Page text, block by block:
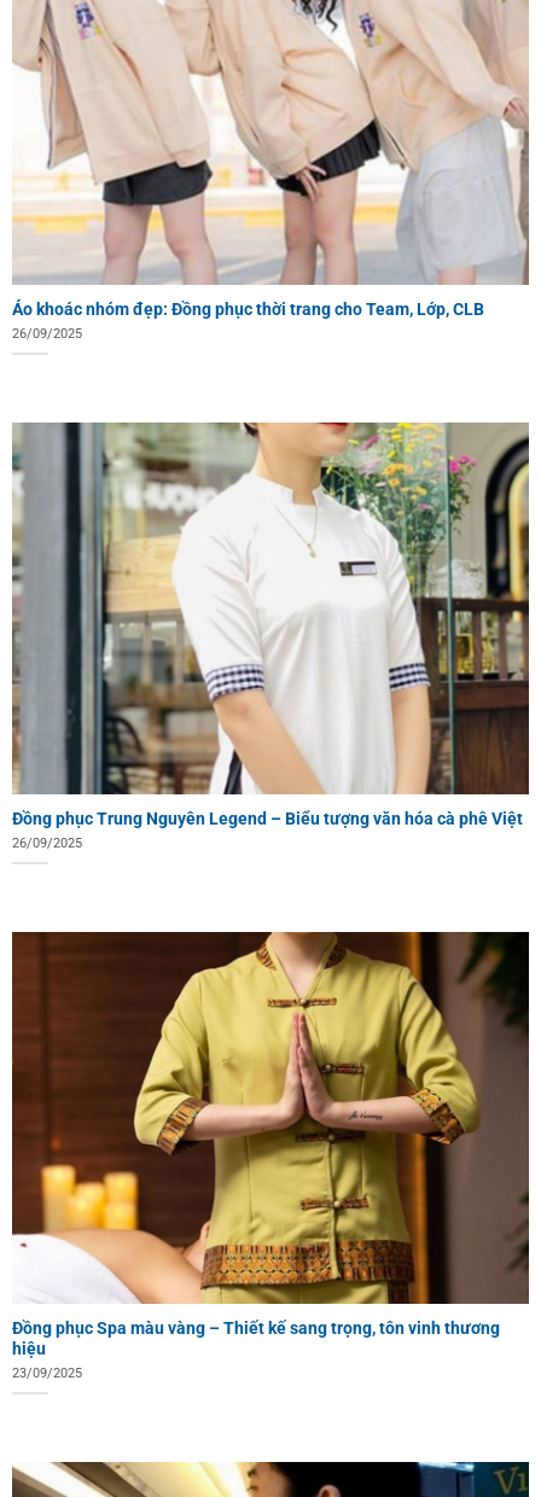
Áo khoác nhóm đẹp: Đồng phục thời trang cho Team, Lớp, CLB
26/09/2025
Đồng phục Trung Nguyên Legend – Biểu tượng văn hóa cà phê Việt
26/09/2025
Đồng phục Spa màu vàng – Thiết kế sang trọng, tôn vinh thương
hiệu
23/09/2025